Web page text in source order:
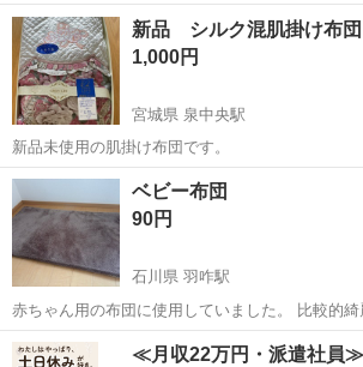
新品 シルク混肌掛け布団
1,000円
宮城県 泉中央駅
新品未使用の肌掛け布団です。
宮城 仙台市 泉中央駅
ベビー布団
90円
石川県 羽咋駅
赤ちゃん用の布団に使用していました。 比較的綺
つ汚れもありませんが、中古品ですので、ご了承
石川 羽咋市 羽咋駅 寝具 ベビー
≪月収22万円・派遣社員